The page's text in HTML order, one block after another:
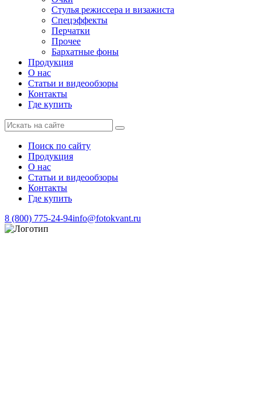
Стулья режиссера и визажиста
Спецэффекты
Перчатки
Прочее
Бархатные фоны
Продукция
О нас
Статьи и видеообзоры
Контакты
Где купить
Поиск по сайту
Продукция
О нас
Статьи и видеообзоры
Контакты
Где купить
8 (800) 775-24-94info@fotokvant.ru